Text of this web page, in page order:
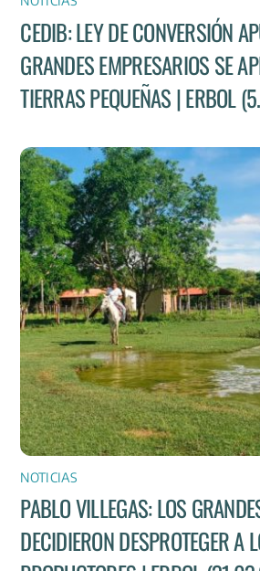
CEDIB: LEY DE CONVERSIÓN
GRANDES EMPRESARIOS SE
TIERRAS PEQUEÑAS | ERBOL
NOTICIAS
PABLO VILLEGAS: LOS
DECIDIERON DESPROTEGER A